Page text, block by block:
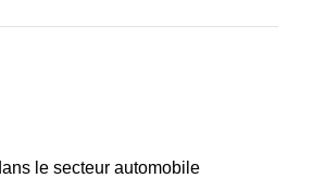
le secteur automobile